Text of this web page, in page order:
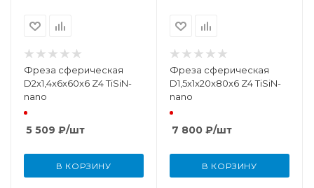
Фреза сферическая
D2x1,4x6x60x6 Z4 TiSiN-
nano
5 509 ₽/шт
В КОРЗИНУ
Фреза сферическая
D1,5x1x20x80x6 Z4 TiSiN-
nano
7 800 ₽/шт
В КОРЗИНУ